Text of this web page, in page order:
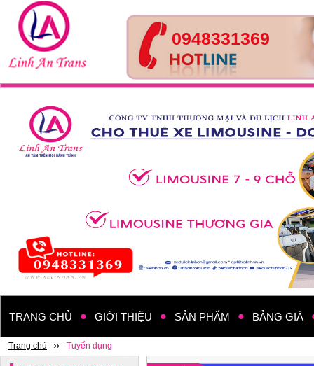
0948331369
TRANG CHỦ GIỚI THIỆU SẢN PHẨM BẢNG GIÁ
Trang chủ Tuyển dụng